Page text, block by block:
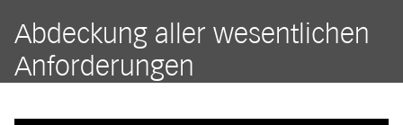
Abdeckung aller wesentlichen
Anforderungen